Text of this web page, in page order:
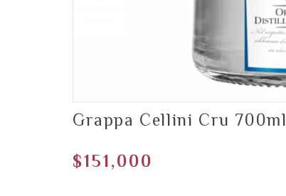
Grappa Cellini Cru 700ml
$151,000